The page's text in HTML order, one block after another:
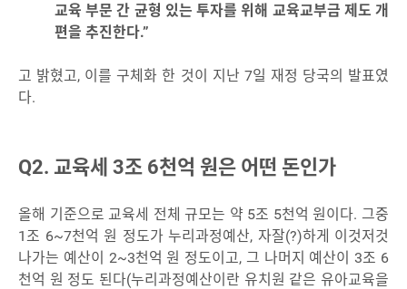
교육 부문 간 균형 있는 투자를 위해 교육교부금 제도 개
편을 추진한다.”
고 밝혔고, 이를 구체화 한 것이 지난 7일 재정 당국의 발표였
다.
Q2. 교육세 3조 6천억 원은 어떤 돈인가
올해 기준으로 교육세 전체 규모는 약 5조 5천억 원이다. 그중
1조 6~7천억 원 정도가 누리과정예산, 자잘(?)하게 이것저것
나가는 예산이 2~3천억 원 정도이고, 그 나머지 예산이 3조 6
천억 원 정도 된다(누리과정예산이란 유치원 같은 유아교육을